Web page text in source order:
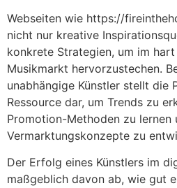
Webseiten wie https://
nicht nur kreative
konkrete Strategien, um im
Musikmarkt hervorzustechen.
unabhängige Künstler stellt die
Ressource dar, um Trends zu
Promotion-Methoden zu lernen
Vermarktungskonzepte zu
Der Erfolg eines Künstlers im
maßgeblich davon ab, wie gut